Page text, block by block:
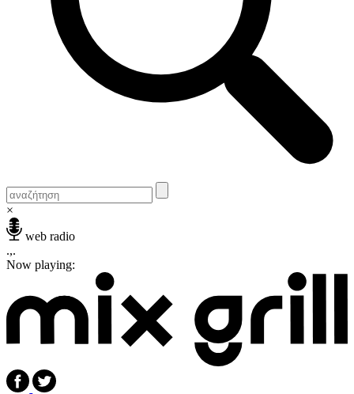
×
web radio
.,.
Now playing: